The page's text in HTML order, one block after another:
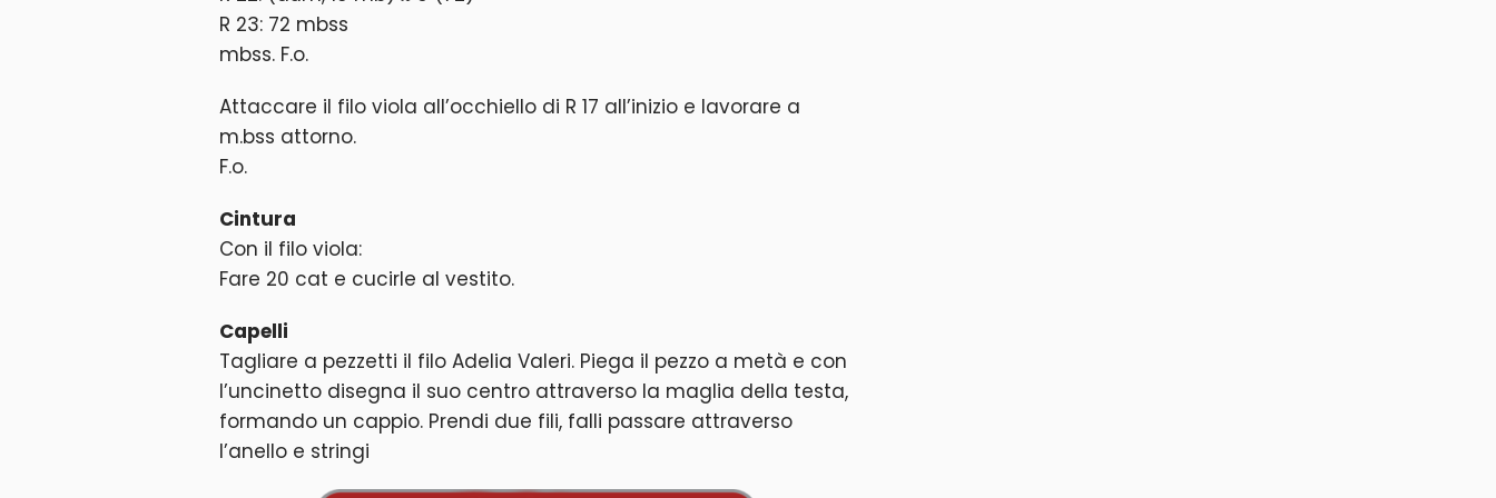
R 23: 72 mbss
mbss. F.o.
Attaccare il filo viola all’occhiello di R 17 all’inizio e lavorare a
m.bss attorno.
F.o.
Cintura
Con il filo viola:
Fare 20 cat e cucirle al vestito.
Capelli
Tagliare a pezzetti il filo Adelia Valeri. Piega il pezzo a metà e con
l’uncinetto disegna il suo centro attraverso la maglia della testa,
formando un cappio. Prendi due fili, falli passare attraverso
l’anello e stringi